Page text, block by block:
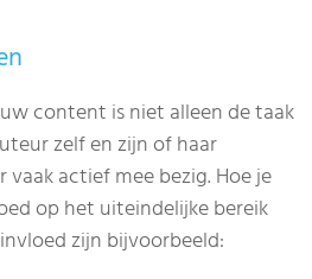
content is niet alleen de taak
zelf en zijn of haar
vaak actief mee bezig. Hoe je
op het uiteindelijke bereik
zijn bijvoorbeeld: